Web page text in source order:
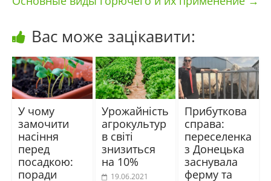
Вас може зацікавити:
У чому
замочити
насіння
перед
посадкою:
поради
Урожайність
агрокультур
в світі
знизиться
на 10%
19.06.2021
Прибуткова
справа:
переселенка
з Донецька
заснувала
ферму та